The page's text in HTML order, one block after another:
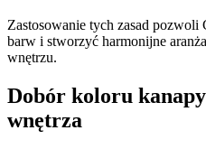
Zastosowanie tych zasad pozwoli
barw i stworzyć harmonijne
wnętrzu.
Dobór koloru
wnętrza